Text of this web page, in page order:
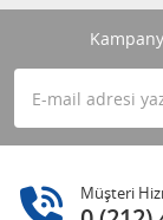
Müşteri